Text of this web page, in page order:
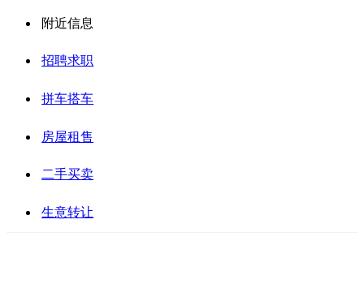
附近信息
招聘求职
拼车搭车
房屋租售
二手买卖
生意转让